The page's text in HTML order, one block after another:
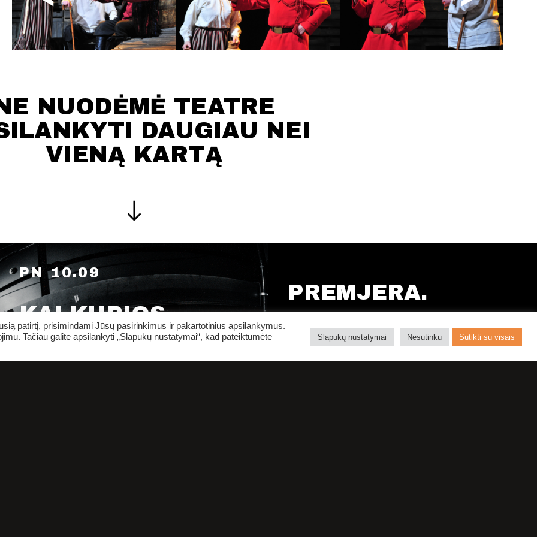
NUODĖMĖ TEATRE
DAUGIAU NEI
VIENĄ KARTĄ
PN 10.09
KAI KURIOS
ERELIŲ RŪŠYS |
PREMJERA.
KORIOLANAS
KLAIPĖDOS DRAMOS TEATRAS
patirtį, prisimindami Jūsų pasirinkimus ir pakartotinius apsilankymus.
Tačiau galite apsilankyti „Slapukų nustatymai“, kad pateiktumėte
Slapukų nustatymai Nesutinku Sutikti su visais